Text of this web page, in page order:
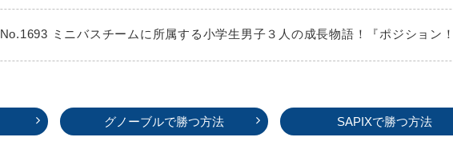
No.1693 ミニバスチームに所属する小学生男子３人の成長物語！『ポジション
グノーブルで勝つ方法 SAPIXで勝つ方法